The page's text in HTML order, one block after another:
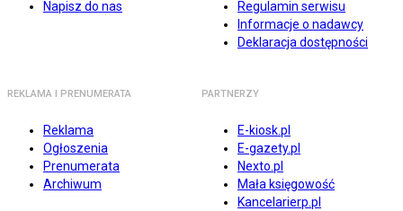
Napisz do nas
Regulamin serwisu
Informacje o nadawcy
Deklaracja dostępności
REKLAMA I PRENUMERATA
Reklama
Ogłoszenia
Prenumerata
Archiwum
PARTNERZY
E-kiosk.pl
E-gazety.pl
Nexto.pl
Mała księgowość
Kancelarierp.pl